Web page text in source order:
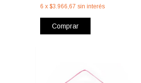
6 x $3.966,67 sin interés
Comprar